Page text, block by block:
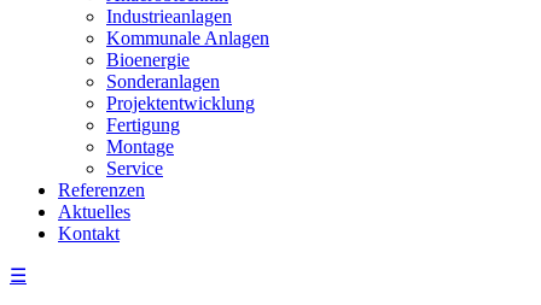
Industrieanlagen
Kommunale Anlagen
Bioenergie
Sonderanlagen
Projektentwicklung
Fertigung
Montage
Service
Referenzen
Aktuelles
Kontakt
☰